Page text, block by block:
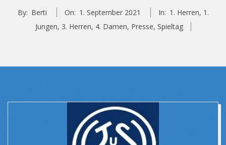
By: Berti On: 1. September 2021 In: 1. Herren, 1.
Jungen, 3. Herren, 4. Damen, Presse, Spieltag